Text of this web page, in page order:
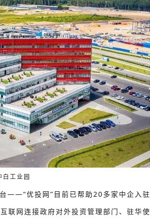
工业园
——“优投网”目前已帮助20多家中企入驻
联网连接政府对外投资管理部门、驻华使